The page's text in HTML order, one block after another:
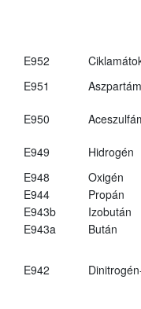
E952
E951
Aszpartám
E950
E949
Hidrogén
E948
Oxigén
E944
Propán
E943b
Izobután
E943a
Bután
E942